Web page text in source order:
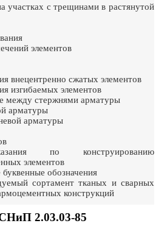
участках с трещинами в растянутой
элементов
внецентренно сжатых элементов
изгибаемых элементов
между стержнями арматуры
арматуры
арматуры
по конструированию
элементов
обозначения
сортамент тканых и сварных
конструкций
2.03.03-85